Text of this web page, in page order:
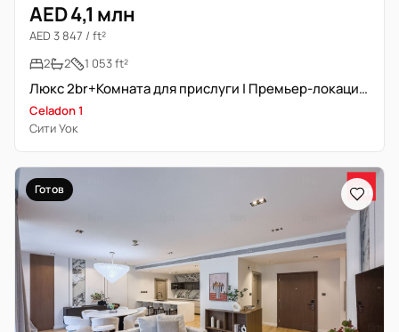
AED 4,1 млн
AED 3 847 / ft²
2
2 1 053 ft²
Люкс 2br+Комната для прислуги | Премьер-локация | Свободна
Celadon 1
Сити Уок
Готов